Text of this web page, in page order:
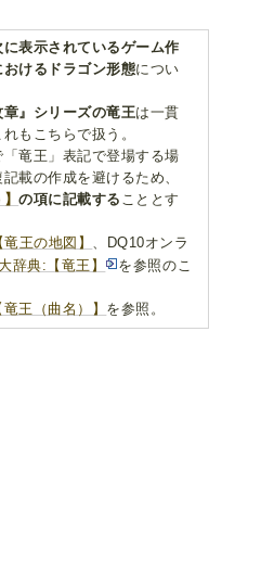
に表示されているゲーム作
けるドラゴン形態につい
』シリーズの竜王は一貫
もこちらで扱う。
竜王」表記で登場する場
載の作成を避けるため、
】の項に記載する こととす
竜王の地図】 、DQ10オンラ
辞典:【竜王】
を参照のこ
竜王（曲名）】 を参照。